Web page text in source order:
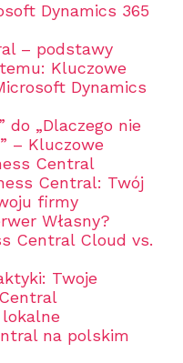
Dynamics 365
– podstawy
Kluczowe
Dynamics
do „Dlaczego nie
– Kluczowe
Central
Central: Twój
firmy
Własny?
Central Cloud vs.
Twoje
na polskim